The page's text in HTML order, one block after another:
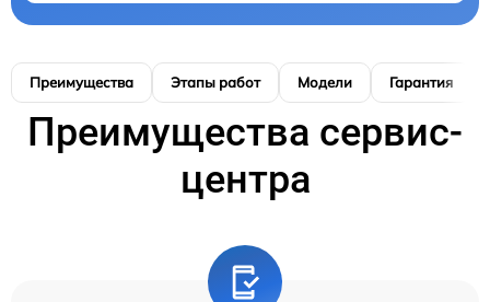
Преимущества Этапы работ Модели Гарантия
Преимущества сервис-
центра